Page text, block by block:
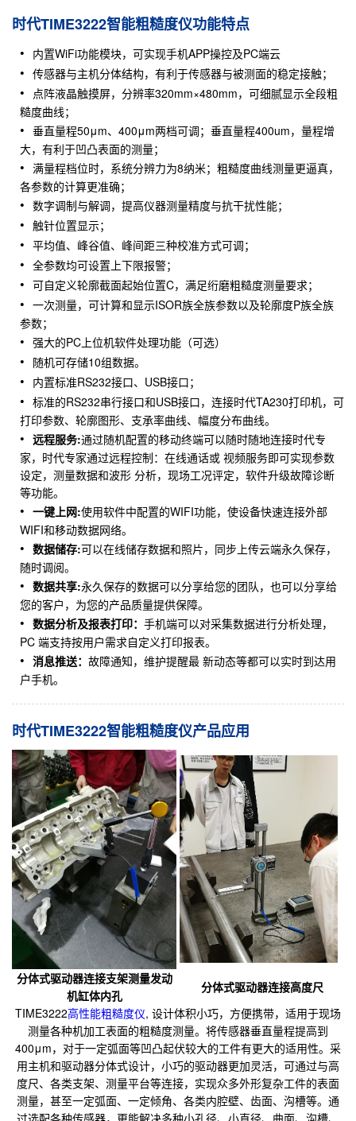
时代TIME3222智能粗糙度仪功能特点
内置WiFi功能模块，可实现手机APP操控及PC端云
传感器与主机分体结构，有利于传感器与被测面的稳定接触；
点阵液晶触摸屏，分辨率320mm×480mm，可细腻显示全段粗
糙度曲线；
垂直量程50μm、400μm两档可调；垂直量程400um，量程增
大，有利于凹凸表面的测量；
满量程档位时，系统分辨力为8纳米；粗糙度曲线测量更逼真，
各参数的计算更准确；
数字调制与解调，提高仪器测量精度与抗干扰性能；
触针位置显示；
平均值、峰谷值、峰间距三种校准方式可调；
全参数均可设置上下限报警；
可自定义轮廓截面起始位置C，满足绗磨粗糙度测量要求；
一次测量，可计算和显示ISOR族全族参数以及轮廓度P族全族
参数；
强大的PC上位机软件处理功能（可选）
随机可存储10组数据。
内置标准RS232接口、USB接口；
标准的RS232串行接口和USB接口，连接时代TA230打印机，可
打印参数、轮廓图形、支承率曲线、幅度分布曲线。
远程服务:通过随机配置的移动终端可以随时随地连接时代专
家，时代专家通过远程控制：在线通话或 视频服务即可实现参数
设定，测量数据和波形 分析，现场工况评定，软件升级故障诊断
等功能。
一键上网:使用软件中配置的WIFI功能，使设备快速连接外部
WIFI和移动数据网络。
数据储存:可以在线储存数据和照片，同步上传云端永久保存，
随时调阅。
数据共享:永久保存的数据可以分享给您的团队，也可以分享给
您的客户，为您的产品质量提供保障。
数据分析及报表打印： 手机端可以对采集数据进行分析处理，
PC 端支持按用户需求自定义打印报表。
消息推送： 故障通知，维护提醒最 新动态等都可以实时到达用
户手机。
时代TIME3222智能粗糙度仪产品应用
分体式驱动器连接支架测量发动
机缸体内孔
分体式驱动器连接高度尺
TIME3222高性能粗糙度仪, 设计体积小巧，方便携带，适用于现场
测量各种机加工表面的粗糙度测量。将传感器垂直量程提高到
400μm，对于一定弧面等凹凸起伏较大的工件有更大的适用性。采
用主机和驱动器分体式设计，小巧的驱动器更加灵活，可通过与高
度尺、各类支架、测量平台等连接，实现众多外形复杂工件的表面
测量，甚至一定弧面、一定倾角、各类内腔壁、齿面、沟槽等。通